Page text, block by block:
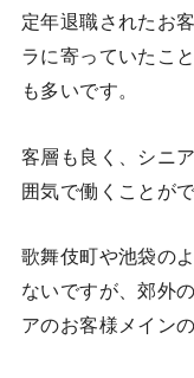
定年退職されたお
ラに寄っていたこ
も多いです。
客層も良く、シニ
囲気で働くことが
歌舞伎町や池袋の
ないですが、郊外
アのお客様メイン